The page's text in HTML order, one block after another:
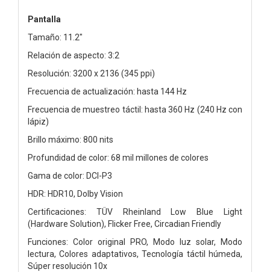
Pantalla
Tamaño: 11.2"
Relación de aspecto: 3:2
Resolución: 3200 x 2136 (345 ppi)
Frecuencia de actualización: hasta 144 Hz
Frecuencia de muestreo táctil: hasta 360 Hz (240 Hz con
lápiz)
Brillo máximo: 800 nits
Profundidad de color: 68 mil millones de colores
Gama de color: DCI-P3
HDR: HDR10, Dolby Vision
Certificaciones: TÜV Rheinland Low Blue Light
(Hardware Solution), Flicker Free, Circadian Friendly
Funciones: Color original PRO, Modo luz solar, Modo
lectura, Colores adaptativos, Tecnología táctil húmeda,
Súper resolución 10x